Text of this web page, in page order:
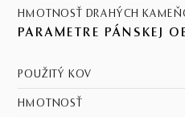
HMOTNOSŤ DRAHÝCH
PARAMETRE PÁNSKEJ
POUŽITÝ KOV
HMOTNOSŤ